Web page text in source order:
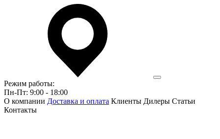
Режим работы:
Пн-Пт: 9:00 - 18:00
О компании Доставка и оплата Клиенты Дилеры Статьи
Контакты